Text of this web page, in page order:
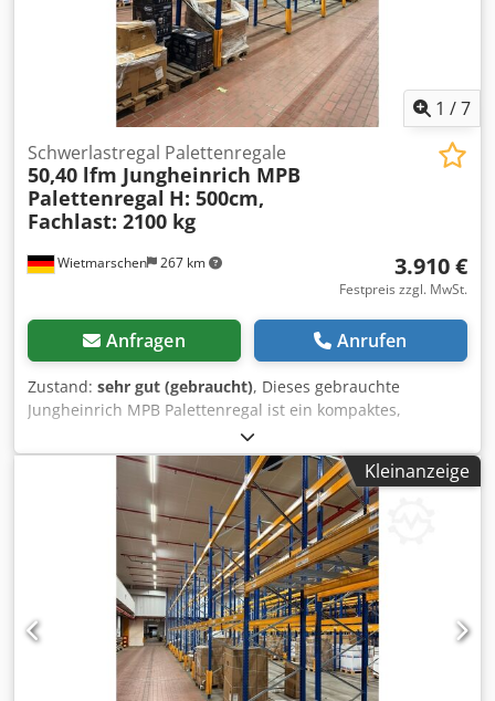
1 /7
Wietmarschen 267 km
Schwerlastregal Palettenregale
50,40 lfm Jungheinrich MPB
Palettenregal H: 500cm,
Fachlast: 2100 kg
3.910 €
Festpreis zzgl. MwSt.
Anfragen Anrufen
Zustand: sehr gut (gebraucht), Dieses gebrauchte
Jungheinrich MPB Palettenregal ist ein kompaktes,
leistungsstarkes Schwerlastregal für industrielle
Lageranforderungen. Das modulare Hochregal eignet sich
ideal für Logistik, Industrie, Großlager und Speditionen.
Mit einer Fachlast bis 2.100 kg je Ebene und einer Feldlast
bis 4.200 kg bietet das sofort verfügbare
Palettenregalsystem eine effiziente Lösung zur Lagerung
von Europaletten und schweren Ladeeinheiten.
PRODUKTDETAILS: - Höhe: ca. 500 cm - Tiefe: ca. 110 cm -
Länge: ca. 5040 cm - Fachlast: 2.100 kg - Traversen: ca. 270
cm - Farbe Traversen: gelb lackiert - Ständer: ca. 500 x 110
cm, vormontiert - Farbe Ständer: blau lackiert - Ebenen:
Boden + 2 - Palettenplätze: 162 inkl. Bodenplätze -
Kleinanzeige